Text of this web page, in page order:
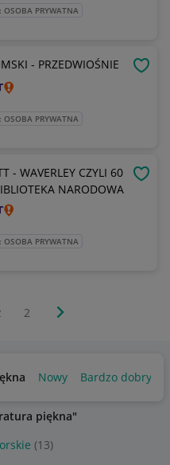
OSOBA PRYWATNA
- PRZEDWIOŚNIE
OSOBA PRYWATNA
- WAVERLEY CZYLI 60
NARODOWA
OSOBA PRYWATNA
2 Następna strona
Nowy Bardzo dobry
piękna"
(13)